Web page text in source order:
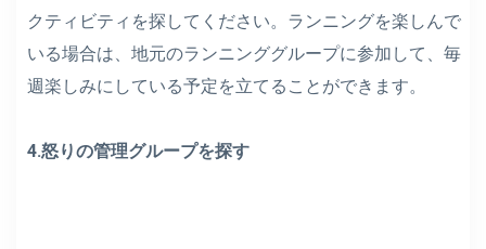
クティビティを探してください。ランニングを楽しんで
いる場合は、地元のランニンググループに参加して、毎
週楽しみにしている予定を立てることができます。
4.怒りの管理グループを探す